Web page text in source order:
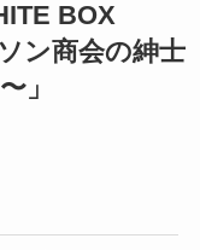
BOX
ン商会の紳士
」